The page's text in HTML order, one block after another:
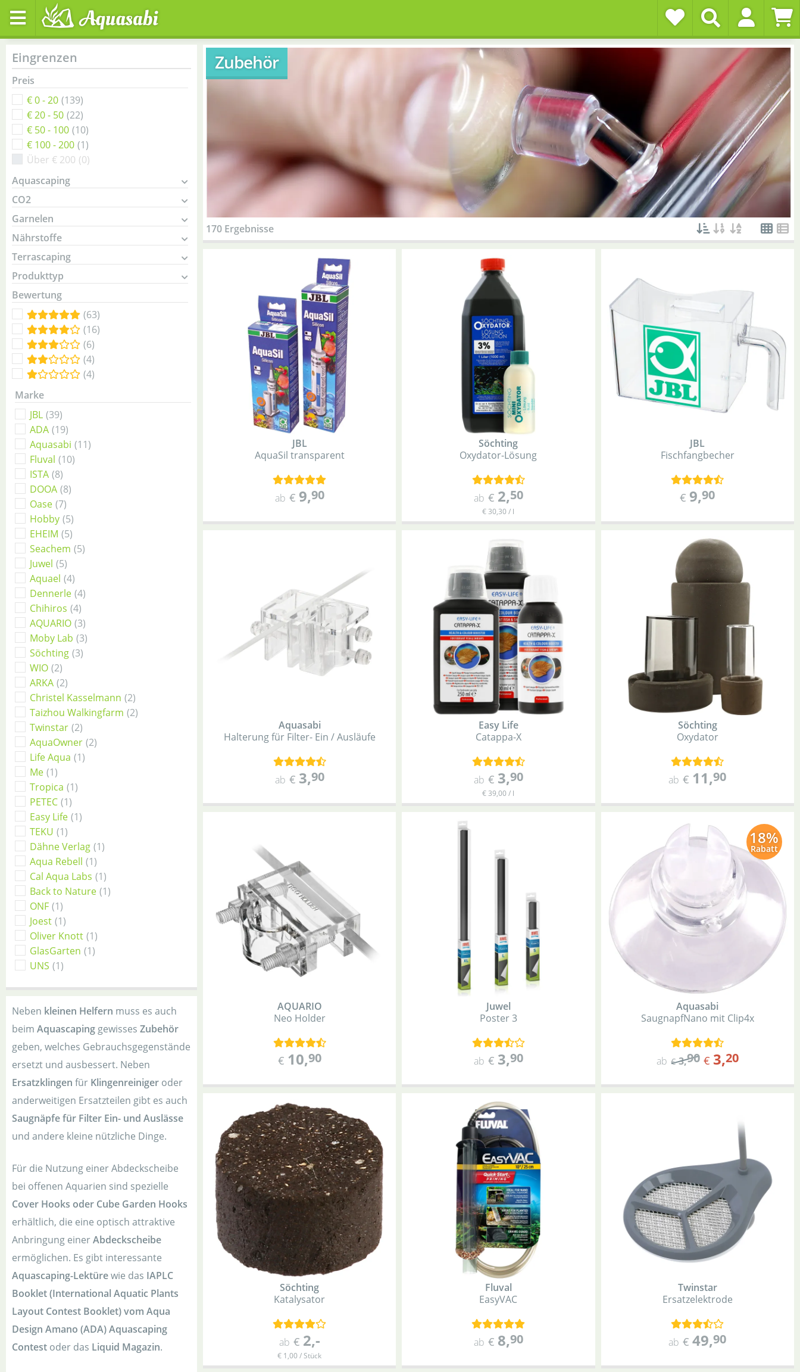
Zubehör
170 Ergebnisse
JBL
AquaSil transparent
ab € 9,90
Söchting
Oxydator-Lösung
ab € 2,50
€ 30,30 / l
JBL
Fischfangbecher
€ 9,90
Aquasabi
Halterung für Filter- Ein / Ausläufe
ab € 3,90
Easy Life
Catappa-X
ab € 3,90
€ 39,00 / l
Söchting
Oxydator
ab € 11,90
AQUARIO
Neo Holder
€ 10,90
Juwel
Poster 3
ab € 3,90
18%
Rabatt
Aquasabi
SaugnapfNano mit Clip4x
ab € 3,90 € 3,20
Söchting
Katalysator
ab € 2,-
€ 1,00 / Stück
Fluval
EasyVAC
ab € 8,90
Twinstar
Ersatzelektrode
ab € 49,90
Eingrenzen
Preis
€ 0 - 20 (139)
€ 20 - 50 (22)
€ 50 - 100 (10)
€ 100 - 200 (1)
Über € 200 (0)
Aquascaping
CO2
Garnelen
Nährstoffe
Terrascaping
Produkttyp
Bewertung
(63)
(16)
(6)
(4)
(4)
Marke
JBL (39)
ADA (19)
Aquasabi (11)
Fluval (10)
ISTA (8)
DOOA (8)
Oase (7)
Hobby (5)
EHEIM (5)
Seachem (5)
Juwel (5)
Aquael (4)
Dennerle (4)
Chihiros (4)
AQUARIO (3)
Moby Lab (3)
Söchting (3)
WIO (2)
ARKA (2)
Christel Kasselmann (2)
Taizhou Walkingfarm (2)
Twinstar (2)
AquaOwner (2)
Life Aqua (1)
Me (1)
Tropica (1)
PETEC (1)
Easy Life (1)
TEKU (1)
Dähne Verlag (1)
Aqua Rebell (1)
Cal Aqua Labs (1)
Back to Nature (1)
ONF (1)
Joest (1)
Oliver Knott (1)
GlasGarten (1)
UNS (1)
Neben kleinen Helfern muss es auch
beim Aquascaping gewisses Zubehör
geben, welches Gebrauchsgegenstände
ersetzt und ausbessert. Neben
Ersatzklingen für Klingenreiniger oder
anderweitigen Ersatzteilen gibt es auch
Saugnäpfe für Filter Ein- und Auslässe
und andere kleine nützliche Dinge.
Für die Nutzung einer Abdeckscheibe
bei offenen Aquarien sind spezielle
Cover Hooks oder Cube Garden Hooks
erhältlich, die eine optisch attraktive
Anbringung einerAbdeckscheibe
ermöglichen. Es gibt interessante
Aquascaping-Lektürewie das IAPLC
Booklet (International Aquatic Plants
Layout Contest Booklet) vom Aqua
Design Amano (ADA) Aquascaping
Contest oder das Liquid Magazin.